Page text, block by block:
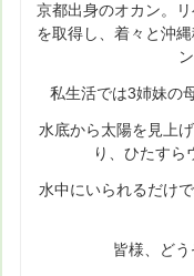
京都出身のオカン。
を取得し、着々と沖
私生活では3姉妹の
水底から太陽を見上
り、ひたすら
水中にいられるだけ
皆様、ど